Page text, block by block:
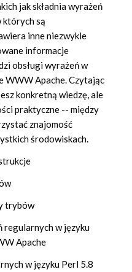
jak składnia wyrażeń
których są
inne niezwykle
informacje
obsługi wyrażeń w
WWW Apache. Czytając
konkretną wiedzę, ale
praktyczne -- między
znajomość
środowiskach.
trybów
regularnych w języku
Apache
w języku Perl 5.8